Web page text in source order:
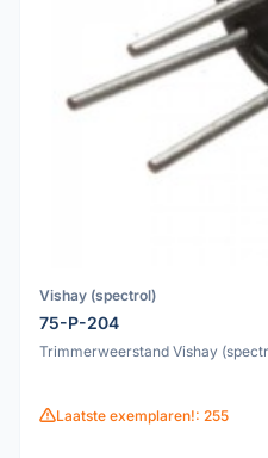
Vishay (spectrol)
75-P-204
Trimmerweerstand Vishay
Laatste exemplaren!: 255